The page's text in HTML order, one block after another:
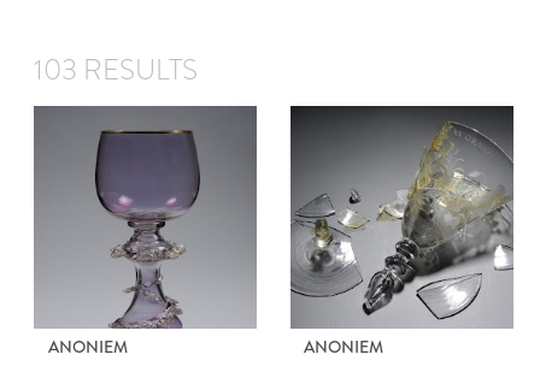
103 RESULTS
ANONIEM ANONIEM